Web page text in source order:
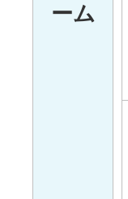
ーム